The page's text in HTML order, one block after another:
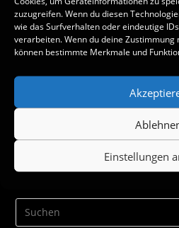
zuzugreifen. Wenn du diesen
wie das Surfverhalten oder eindeutige
verarbeiten. Wenn du deine
können bestimmte Merkmale und
Einstellungen
Name, E-Mail-Adresse und